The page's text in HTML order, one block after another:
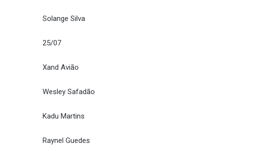
Solange Silva
25/07
Xand Avião
Wesley Safadão
Kadu Martins
Raynel Guedes